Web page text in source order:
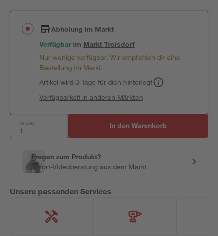
Abholung im Markt
Verfügbar im MarktTroisdorf
Nur wenige verfügbar. Wir empfehlen dir eine
Bestellung im Markt.
Artikel wird 3 Tage für dich hinterlegt
Verfügbarkeit in anderen Märkten
Anzahl: In den Warenkorb
Fragen zum Produkt?
Sofort-Videoberatung aus dem Markt
Unsere passenden Services